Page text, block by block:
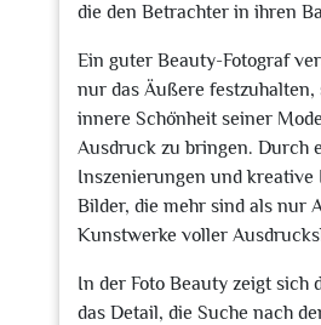
die den Betrachter in ihren
Ein guter Beauty-Fotograf
nur das Äußere festzuhalten,
innere Schönheit seiner
Ausdruck zu bringen. Durch
Inszenierungen und kreative
Bilder, die mehr sind als nur
Kunstwerke voller
In der Foto Beauty zeigt sich
das Detail, die Suche nach